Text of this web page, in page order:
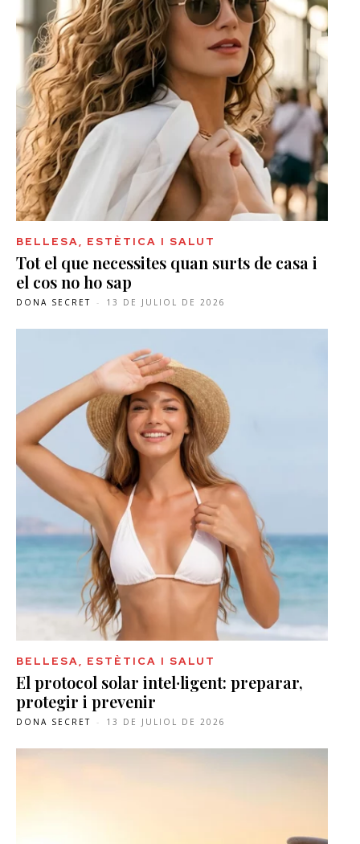
BELLESA, ESTÈTICA I SALUT
Tot el que necessites quan surts de casa i
el cos no ho sap
DONA SECRET - 13 DE JULIOL DE 2026
BELLESA, ESTÈTICA I SALUT
El protocol solar intel·ligent: preparar,
protegir i prevenir
DONA SECRET - 13 DE JULIOL DE 2026